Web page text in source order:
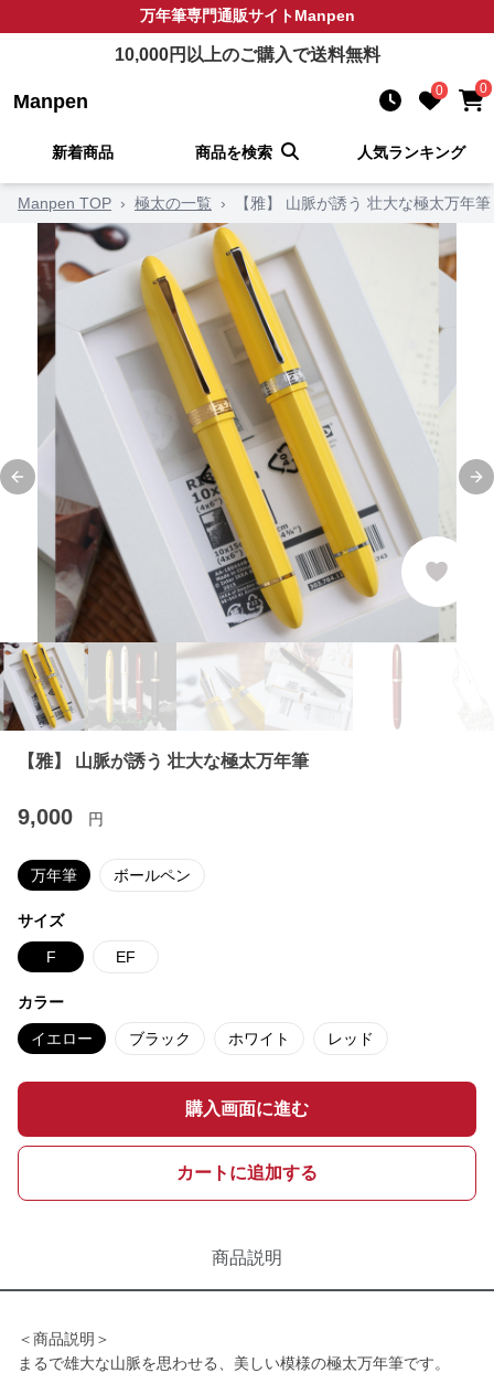
万年筆専門通販サイトManpen
10,000円以上のご購入で送料無料
Manpen 0 0
新着商品 商品を検索 人気ランキング
Manpen TOP › 極太の一覧 › 【雅】 山脈が誘う 壮大な極太万年筆
Previous slide
【雅】 山脈が誘う 壮大な極太万年筆
9,000 円
万年筆 ボールペン
サイズ
F EF
カラー
イエロー ブラック ホワイト レッド
購入画面に進む
カートに追加する
商品説明
＜商品説明＞
まるで雄大な山脈を思わせる、美しい模様の極太万年筆です。